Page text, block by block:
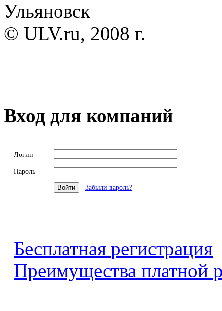
Ульяновск
© ULV.ru, 2008 г.
Вход для компаний
Логин
Пароль
Забыли пароль?
Бесплатная регистрация
Преимущества платной